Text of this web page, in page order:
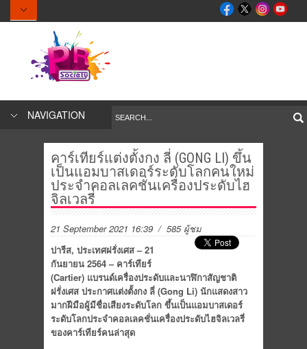
NAVIGATION
คาร์เทียร์แต่งตั้งกง ลี่ (GONG LI) ขึ้น
เป็นแอมบาสเดอร์ระดับโลกคนใหม่
ประจำคอลเลคชั่นเครื่องประดับไฮ
จิลเวลรี่
21 September 2021 16:39 / 585 ผู้ชม
ปารีส, ประเทศฝรั่งเศส –21
กันยายน 2564 –คาร์เทียร์
(Cartier) แบรนด์เครื่องประดับและนาฬิกาสัญชาติ
ฝรั่งเศส ประกาศแต่งตั้งกง ลี่ (Gong Li) นักแสดงสาว
มากฝีมือผู้มีชื่อเสียงระดับโลก ขึ้นเป็นแอมบาสเดอร์
ระดับโลกประจำคอลเลคชั่นเครื่องประดับไฮจิลเวลรี่
ของคาร์เทียร์คนล่าสุด